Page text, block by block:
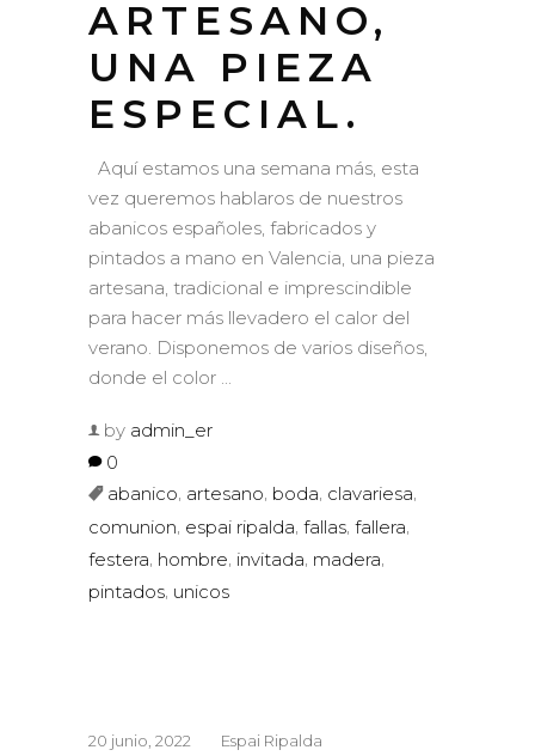
ARTESANO,
UNA PIEZA
ESPECIAL.
Aquí estamos una semana más, esta
vez queremos hablaros de nuestros
abanicos españoles, fabricados y
pintados a mano en Valencia, una pieza
artesana, tradicional e imprescindible
para hacer más llevadero el calor del
verano. Disponemos de varios diseños,
donde el color
by admin_er
0
abanico, artesano, boda, clavariesa,
comunion espai ripalda fallas fallera
festera, hombre, invitada, madera,
pintados, unicos
20 junio, 2022 Espai Ripalda